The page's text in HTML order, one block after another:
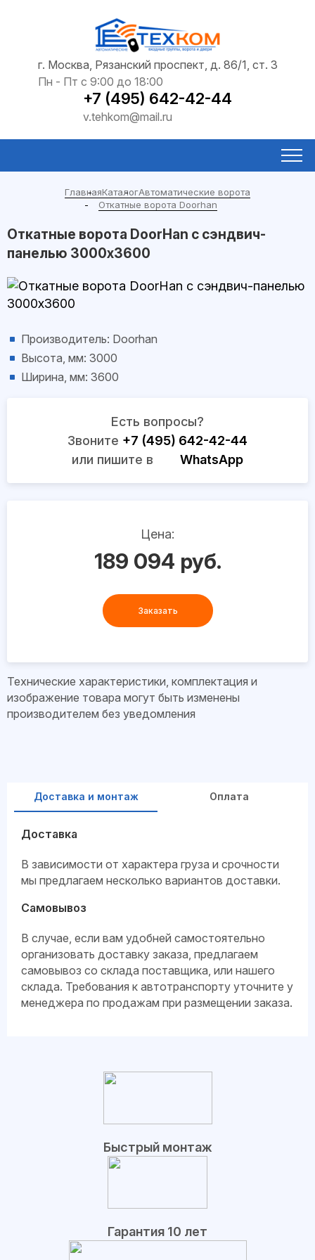
г. Москва, Рязанский проспект, д. 86/1, ст. 3
Пн - Пт с 9:00 до 18:00
+7 (495) 642-42-44
v.tehkom@mail.ru
ГлавнаяКаталогАвтоматические ворота
Откатные ворота Doorhan
Откатные ворота DoorHan с сэндвич-
панелью 3000x3600
Производитель: Doorhan
Высота, мм: 3000
Ширина, мм: 3600
Есть вопросы?
Звоните +7 (495) 642-42-44
или пишите в
WhatsApp
Цена:
189 094 руб.
Заказать
Технические характеристики, комплектация и
изображение товара могут быть изменены
производителем без уведомления
Доставка и монтаж Оплата
Доставка
В зависимости от характера груза и срочности
мы предлагаем несколько вариантов доставки.
Самовывоз
В случае, если вам удобней самостоятельно
организовать доставку заказа, предлагаем
самовывоз со склада поставщика, или нашего
склада. Требования к автотранспорту уточните у
менеджера по продажам при размещении заказа.
Быстрый монтаж
Гарантия 10 лет